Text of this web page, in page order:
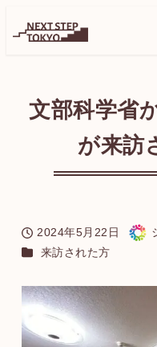
文部科学省
が来訪
投稿日
2024年5月22日
著
カテゴリー
来訪された方